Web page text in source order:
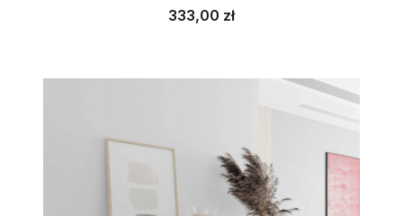
Cena
333,00 zł